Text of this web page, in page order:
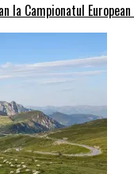
la Campionatul